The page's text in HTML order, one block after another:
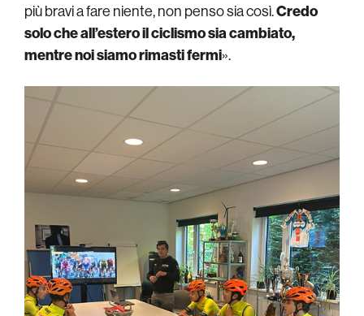
più bravi a fare niente, non penso sia così.Credo
solo che all’estero il ciclismo sia cambiato,
mentre noi siamo rimasti fermi».